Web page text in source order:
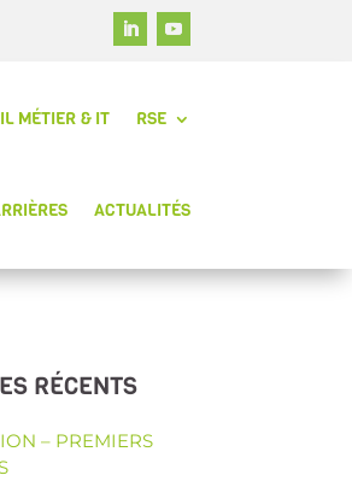
MÉTIER & IT RSE
ACTUALITÉS
RÉCENTS
– PREMIERS